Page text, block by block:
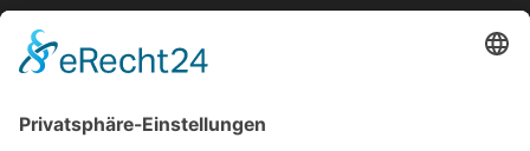
Bekanntmachungen
Ausschreibungen